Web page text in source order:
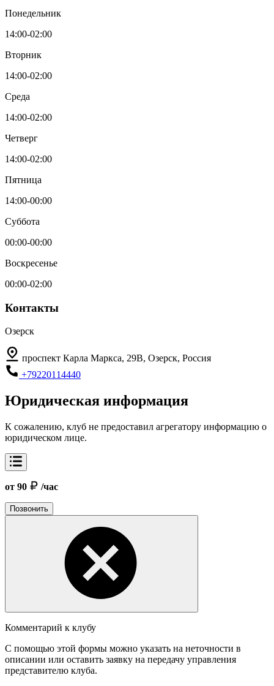
Понедельник
14:00-02:00
Вторник
14:00-02:00
Среда
14:00-02:00
Четверг
14:00-02:00
Пятница
14:00-00:00
Суббота
00:00-00:00
Воскресенье
00:00-02:00
Контакты
Озерск
проспект Карла Маркса, 29В, Озерск, Россия
+79220114440
Юридическая информация
К сожалению, клуб не предоставил агрегатору информацию о
юридическом лице.
от 90 /час
Позвонить
Комментарий к клубу
С помощью этой формы можно указать на неточности в
описании или оставить заявку на передачу управления
представителю клуба.